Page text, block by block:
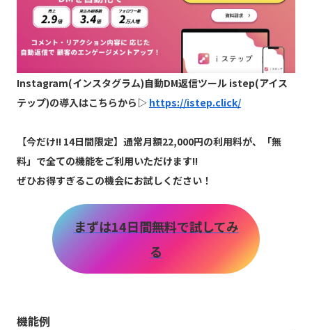
Instagram(インスタグラム)自動DM返信ツール istep(アイス
テップ)の導入はこちらから▷ https://istep.click/
【今だけ!! 14日間限定】通常月額22,000円の利用料が、「無
料」で全ての機能をご利用いただけます!!
ぜひお得すぎるこの機会にお試しください！
まずは14日間無料で試してみ
る
機能例